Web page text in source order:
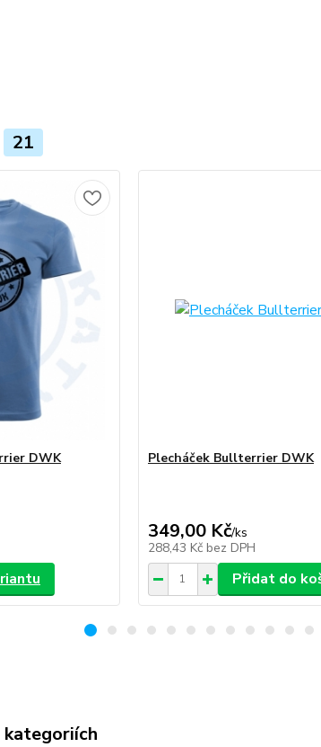
21
DWK Plecháček Bullterrier DWK
349,00 Kč/ks
288,43 Kč bez DPH
Přidat do
kategoriích